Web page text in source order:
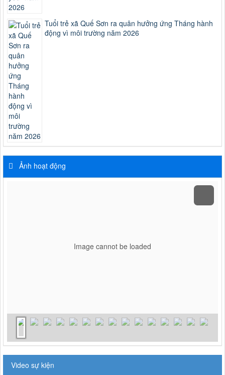
Tuổi trẻ xã Quế Sơn ra quân hưởng ứng Tháng hành
động vì môi trường năm 2026
Ảnh hoạt động
Image cannot be loaded
Video sự kiện